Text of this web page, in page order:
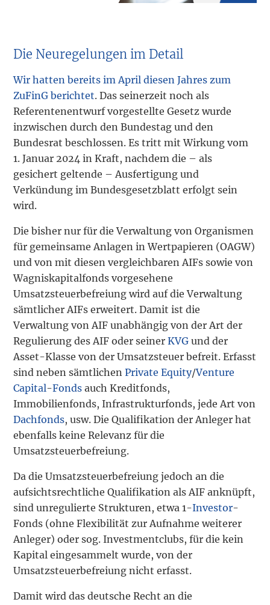
Die Neuregelungen im Detail
Wir hatten bereits im April diesen Jahres zum
ZuFinG berichtet. Das seinerzeit noch als
Referentenentwurf vorgestellte Gesetz wurde
inzwischen durch den Bundestag und den
Bundesrat beschlossen. Es tritt mit Wirkung vom
1. Januar 2024 in Kraft, nachdem die – als
gesichert geltende – Ausfertigung und
Verkündung im Bundesgesetzblatt erfolgt sein
wird.
Die bisher nur für die Verwaltung von Organismen
für gemeinsame Anlagen in Wertpapieren (OAGW)
und von mit diesen vergleichbaren AIFs sowie von
Wagniskapitalfonds vorgesehene
Umsatzsteuerbefreiung wird auf die Verwaltung
sämtlicher AIFs erweitert. Damit ist die
Verwaltung von AIF unabhängig von der Art der
Regulierung des AIF oder seinerKVG und der
Asset-Klasse von der Umsatzsteuer befreit. Erfasst
sind neben sämtlichenPrivate Equity/Venture
Capital-Fonds auch Kreditfonds,
Immobilienfonds, Infrastrukturfonds, jede Art von
Dachfonds, usw. Die Qualifikation der Anleger hat
ebenfalls keine Relevanz für die
Umsatzsteuerbefreiung.
Da die Umsatzsteuerbefreiung jedoch an die
aufsichtsrechtliche Qualifikation als AIF anknüpft,
sind unregulierte Strukturen, etwa 1-Investor-
Fonds (ohne Flexibilität zur Aufnahme weiterer
Anleger) oder sog. Investmentclubs, für die kein
Kapital eingesammelt wurde, von der
Umsatzsteuerbefreiung nicht erfasst.
Damit wird das deutsche Recht an die